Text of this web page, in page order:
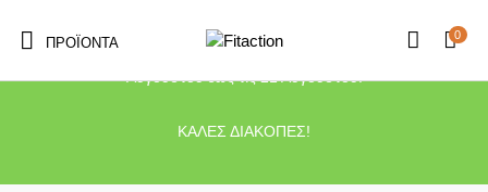
Το κατάστημα μας θα παραμείνει κλειστό λόγω διακοπών από τις 10
Αυγούστου έως τις 21 Αυγούστου.
ΚΑΛΕΣ ΔΙΑΚΟΠΕΣ!
ΠΡΟΪΌΝΤΑ
0